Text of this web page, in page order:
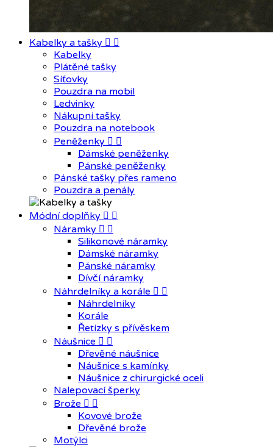
Kabelky a tašky  
Kabelky
Plátěné tašky
Síťovky
Pouzdra na mobil
Ledvinky
Nákupní tašky
Pouzdra na notebook
Peněženky  
Dámské peněženky
Pánské peněženky
Pánské tašky přes rameno
Pouzdra a penály
Módní doplňky  
Náramky  
Silikonové náramky
Dámské náramky
Pánské náramky
Dívčí náramky
Náhrdelníky a korále  
Náhrdelníky
Korále
Řetízky s přívěskem
Náušnice  
Dřevěné náušnice
Náušnice s kamínky
Náušnice z chirurgické oceli
Nalepovací šperky
Brože  
Kovové brože
Dřevěné brože
Motýlci